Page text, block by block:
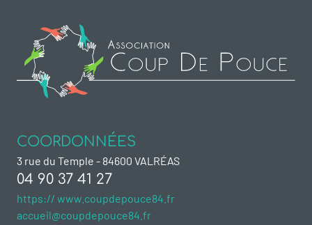
COORDONNÉES
3 rue du Temple - 84600 VALRÉAS
04 90 37 41 27
https:// www.coupdepouce84.fr
accueil@coupdepouce84.fr